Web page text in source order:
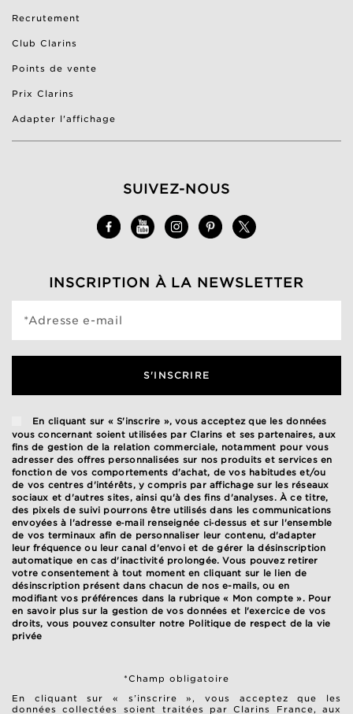
Recrutement
Club Clarins
Points de vente
Prix Clarins
Adapter l'affichage
SUIVEZ-NOUS
INSCRIPTION À LA NEWSLETTER
*Adresse e-mail
S'INSCRIRE
En cliquant sur « S'inscrire », vous acceptez que les données
vous concernant soient utilisées par Clarins et ses partenaires, aux
fins de gestion de la relation commerciale, notamment pour vous
adresser des offres personnalisées sur nos produits et services en
fonction de vos comportements d'achat, de vos habitudes et/ou
de vos centres d'intérêts, y compris par affichage sur les réseaux
sociaux et d'autres sites, ainsi qu'à des fins d'analyses. À ce titre,
des pixels de suivi pourrons être utilisés dans les communications
envoyées à l'adresse e‑mail renseignée ci‑dessus et sur l'ensemble
de vos terminaux afin de personnaliser leur contenu, d'adapter
leur fréquence ou leur canal d'envoi et de gérer la désinscription
automatique en cas d'inactivité prolongée. Vous pouvez retirer
votre consentement à tout moment en cliquant sur le lien de
désinscription présent dans chacun de nos e-mails, ou en
modifiant vos préférences dans la rubrique « Mon compte ». Pour
en savoir plus sur la gestion de vos données et l'exercice de vos
droits, vous pouvez consulter notre Politique de respect de la vie
privée
*Champ obligatoire
En cliquant sur « s’inscrire », vous acceptez que les
données collectées soient traitées par Clarins France, aux